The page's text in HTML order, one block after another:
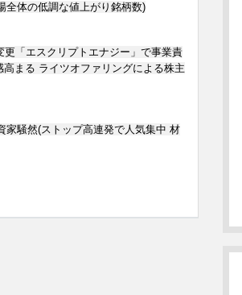
全体の低調な値上がり銘柄数)
「エスクリプトエナジー」で事業責
まる ライツオファリングによる株主
家騒然(ストップ高連発で人気集中 材